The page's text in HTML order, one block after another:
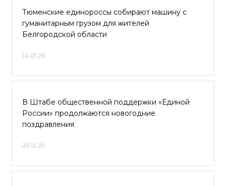
Тюменские единороссы собирают машину с
гуманитарным грузом для жителей
Белгородской области
14.01.26
В Штабе общественной поддержки «Единой
России» продолжаются новогодние
поздравления
26.12.25